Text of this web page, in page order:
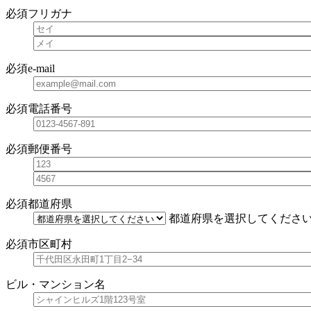
必須フリガナ
必須e-mail
必須電話番号
必須郵便番号
必須都道府県
都道府県を選択してくださ
必須市区町村
ビル・マンション名